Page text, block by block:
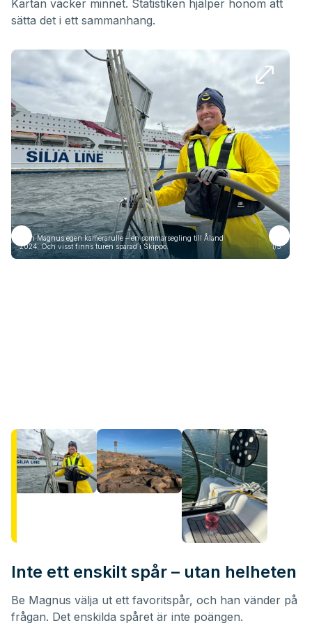
Kartan väcker minnet. Statistiken hjälper honom att
sätta det i ett sammanhang.
Från Magnus egen kamerarulle – en sommarsegling till Åland
2024. Och visst finns turen sparad i Skippo.
1/5
Inte ett enskilt spår – utan helheten
Be Magnus välja ut ett favoritspår, och han vänder på
frågan. Det enskilda spåret är inte poängen.